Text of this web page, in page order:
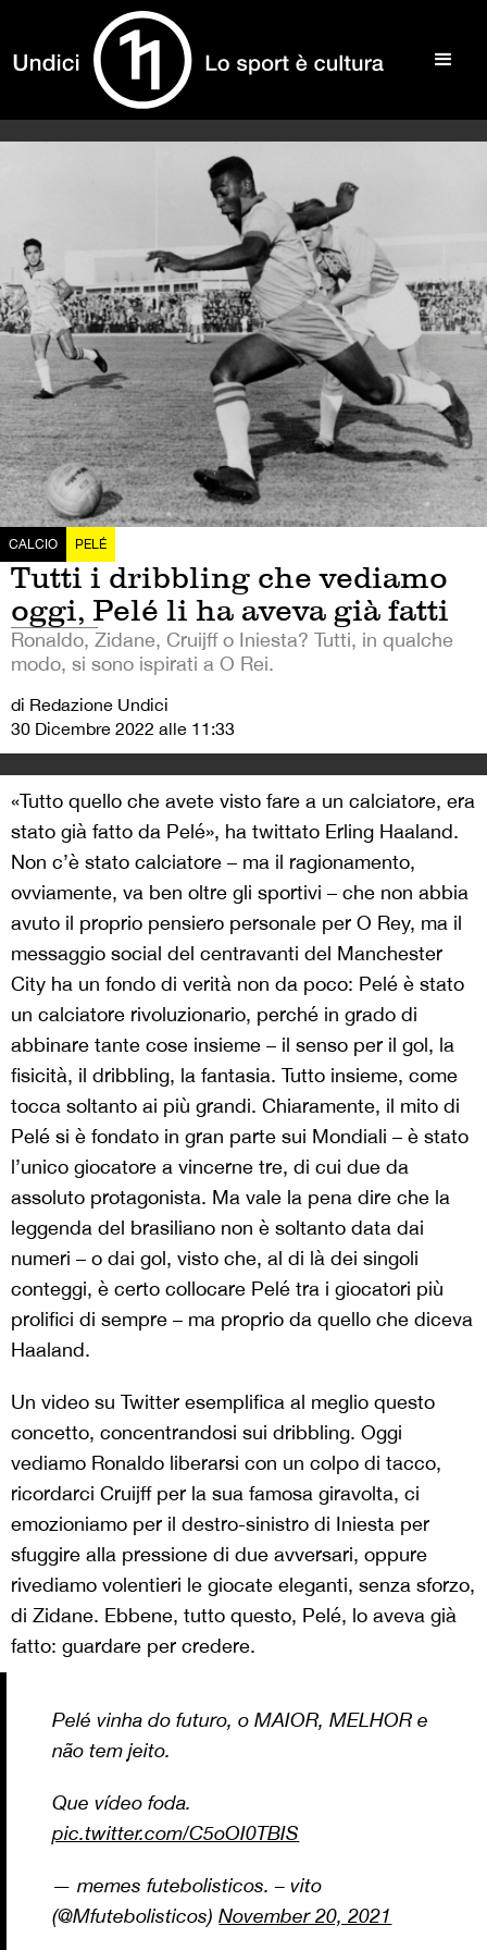
CALCIO PELÉ
Tutti i dribbling che vediamo
oggi, Pelé li ha aveva già fatti
Ronaldo, Zidane, Cruijff o Iniesta? Tutti, in qualche
modo, si sono ispirati a O Rei.
di Redazione Undici
30 Dicembre 2022 alle 11:33
«Tutto quello che avete visto fare a un calciatore, era
stato già fatto da Pelé», ha twittato Erling Haaland.
Non c’è stato calciatore – ma il ragionamento,
ovviamente, va ben oltre gli sportivi – che non abbia
avuto il proprio pensiero personale per O Rey, ma il
messaggio social del centravanti del Manchester
City ha un fondo di verità non da poco: Pelé è stato
un calciatore rivoluzionario, perché in grado di
abbinare tante cose insieme – il senso per il gol, la
fisicità, il dribbling, la fantasia. Tutto insieme, come
tocca soltanto ai più grandi. Chiaramente, il mito di
Pelé si è fondato in gran parte sui Mondiali – è stato
l’unico giocatore a vincerne tre, di cui due da
assoluto protagonista. Ma vale la pena dire che la
leggenda del brasiliano non è soltanto data dai
numeri – o dai gol, visto che, al di là dei singoli
conteggi, è certo collocare Pelé tra i giocatori più
prolifici di sempre – ma proprio da quello che diceva
Haaland.
Un video su Twitter esemplifica al meglio questo
concetto, concentrandosi sui dribbling. Oggi
vediamo Ronaldo liberarsi con un colpo di tacco,
ricordarci Cruijff per la sua famosa giravolta, ci
emozioniamo per il destro-sinistro di Iniesta per
sfuggire alla pressione di due avversari, oppure
rivediamo volentieri le giocate eleganti, senza sforzo,
di Zidane. Ebbene, tutto questo, Pelé, lo aveva già
fatto: guardare per credere.
Pelé vinha do futuro, o MAIOR, MELHOR e
não tem jeito.
Que vídeo foda.
pic.twitter.com/C5oOI0TBIS
— memes futebolisticos. – vito
(@Mfutebolisticos)November 20, 2021